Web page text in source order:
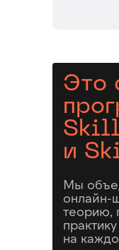
Это
и
Мы
онлайн-
теорию,
на